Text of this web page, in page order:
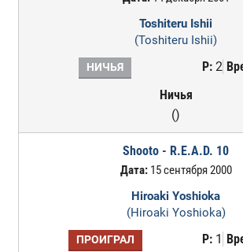
Toshiteru Ishii
(Toshiteru Ishii)
НИЧЬЯ Р:2
Ничья
()
Shooto - R.E.A.D. 10
Дата:15 сентября 2000
Hiroaki Yoshioka
(Hiroaki Yoshioka)
ПРОИГРАЛ Р:1